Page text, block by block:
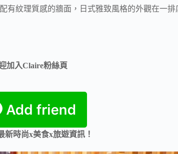
有紋理質感的牆面，日式雅致風格的外觀在一排
加入Claire粉絲頁
新時尚x美食x旅遊資訊！